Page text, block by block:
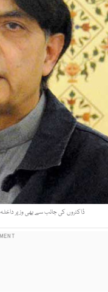
ڈاکٹروں کی جانب سے بھی وزیر داخلہ